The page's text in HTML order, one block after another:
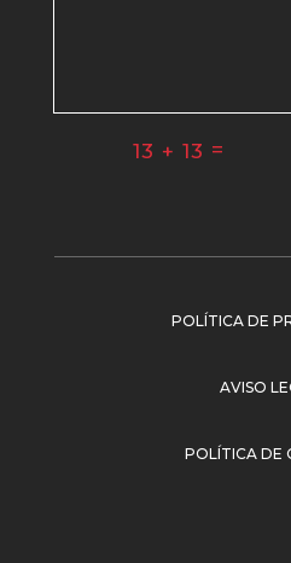
13 + 13 =
POLÍTICA DE
AVISO
POLÍTICA DE